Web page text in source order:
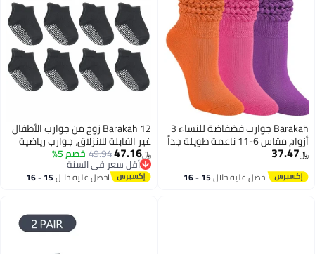
Barakah جوارب فضفاضة للنساء 3
أزواج مقاس 6-11 ناعمة طويلة جداً
تصل إلى الركبة للبوت
﷼‏37.47
احصل عليه خلال 15 - 16
Barakah 12 زوج من جوارب الأطفال
غير القابلة للانزلاق، جوارب رياضية
مضادة للانزلاق (1-3 سنوات، أسود)
﷼‏47.16
49.94خصم 5%
أقل سعر في السنة
أقل سعر في السنة
احصل عليه خلال 15 - 16